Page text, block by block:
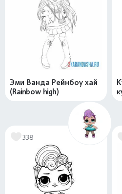
Эми Ванда Рейнбоу хай
(Rainbow high)
338